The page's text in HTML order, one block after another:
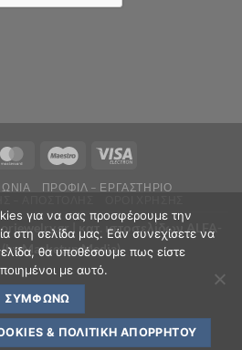
ΠΡΟΦΙΛ – ΕΡΓΑΣΤΗΡΙΟ
| κατ. ιστοσελίδων ALFA-
Marketup Media)
για να σας προσφέρουμε την
στη σελίδα μας. Εάν συνεχίσετε να
θα υποθέσουμε πως είστε
με αυτό.
ΣΥΜΦΩΝΏ
& ΠΟΛΙΤΙΚΉ ΑΠΟΡΡΉΤΟΥ